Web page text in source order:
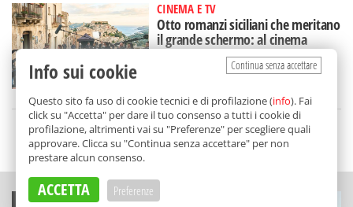
CINEMA E TV
Otto romanzi siciliani che meritano
il grande schermo: al cinema
un'Isola diversa
diTancredi Bua
SCELTO DA BALARM
Continua senza accettare
Info sui cookie
Questo sito fa uso di cookie tecnici e di profilazione (info). Fai
click su "Accetta" per dare il tuo consenso a tutti i cookie di
profilazione, altrimenti vai su "Preferenze" per scegliere quali
approvare. Clicca su "Continua senza accettare" per non
prestare alcun consenso.
ACCETTA Preferenze